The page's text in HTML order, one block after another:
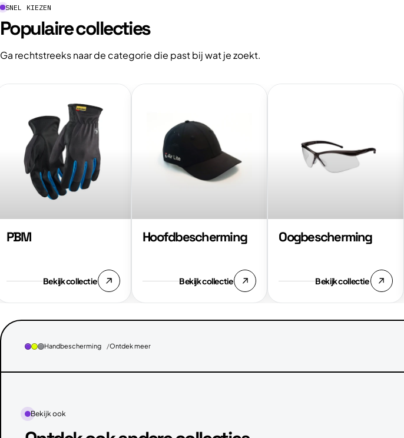
SNEL KIEZEN
Populaire collecties
Ga rechtstreeks naar de categorie die past bij wat je zoekt.
PBM
Bekijk collectie
Hoofdbescherming
Bekijk collectie
Bekijk
Hoofdbescherming
Oogbescherming
Bekijk collectie
Bekijk
Handbescherming Ontdek meer
Bekijk ook